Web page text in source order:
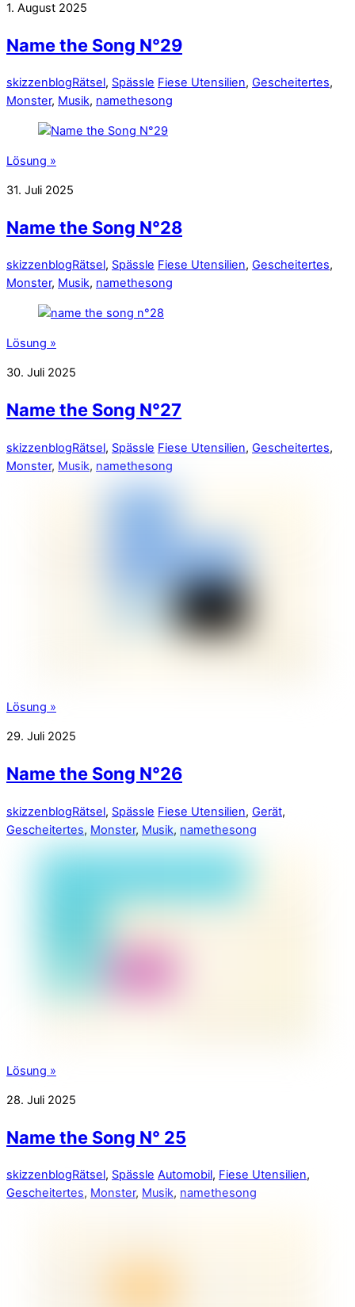
1. August 2025
Name the Song N°29
skizzenblogRätsel, Spässle Fiese Utensilien, Gescheitertes,
Monster, Musik, namethesong
Lösung »
31. Juli 2025
Name the Song N°28
skizzenblogRätsel, Spässle Fiese Utensilien, Gescheitertes,
Monster, Musik, namethesong
Lösung »
30. Juli 2025
Name the Song N°27
skizzenblogRätsel, Spässle Fiese Utensilien, Gescheitertes,
Monster, Musik, namethesong
Lösung »
29. Juli 2025
Name the Song N°26
skizzenblogRätsel, Spässle Fiese Utensilien, Gerät,
Gescheitertes, Monster, Musik, namethesong
Lösung »
28. Juli 2025
Name the Song N° 25
skizzenblogRätsel, Spässle Automobil, Fiese Utensilien,
Gescheitertes, Monster, Musik, namethesong